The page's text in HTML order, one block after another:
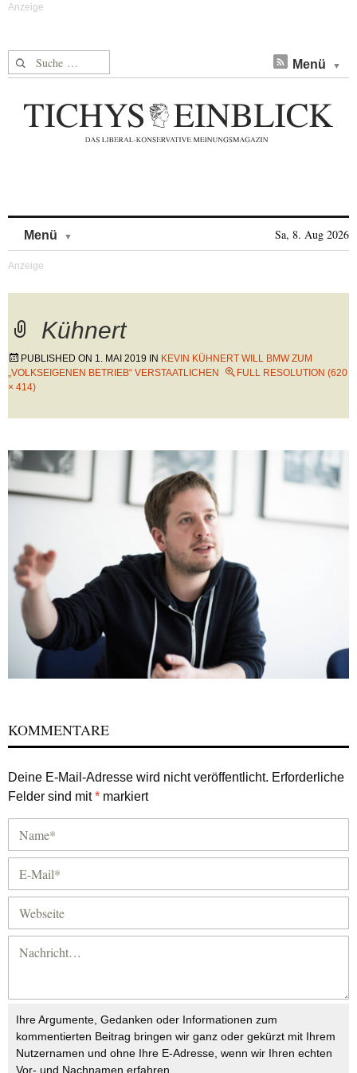
Suche nach: Menü
Menü Sa, 8. Aug 2026
Kühnert
PUBLISHED ON 1. MAI 2019 IN KEVIN KÜHNERT WILL BMW ZUM
„VOLKSEIGENEN BETRIEB“ VERSTAATLICHEN
FULL RESOLUTION (620
× 414)
KOMMENTARE
Deine E-Mail-Adresse wird nicht veröffentlicht. Erforderliche
Felder sind mit* markiert
Ihre Argumente, Gedanken oder Informationen zum
kommentierten Beitrag bringen wir ganz oder gekürzt mit Ihrem
Nutzernamen und ohne Ihre E-Adresse, wenn wir Ihren echten
Vor- und Nachnamen erfahren.